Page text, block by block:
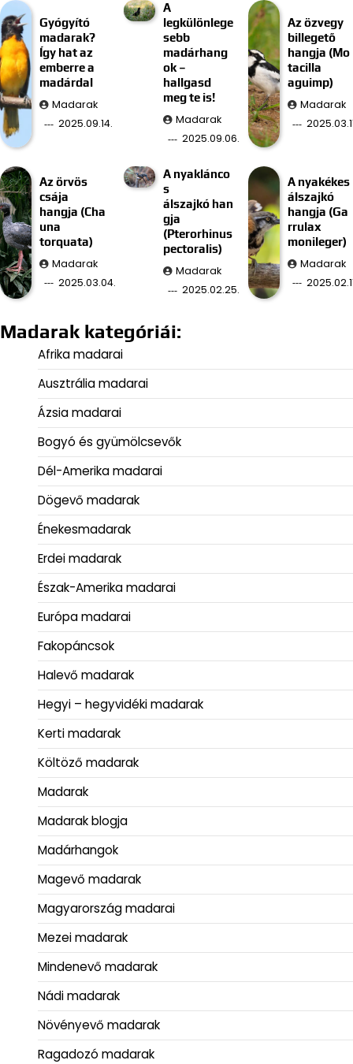
Gyógyító
madarak?
Így hat az
emberre a
madárdal
Madarak
2025.09.14.
A
legkülönlege
sebb
madárhang
ok –
hallgasd
meg te is!
Madarak
2025.09.06.
Az özvegy
billegető
hangja (Mo
tacilla
aguimp)
Madarak
Az örvös
csája
hangja (Cha
una
torquata)
Madarak
2025.03.04.
A nyaklánco
s
álszajkó han
gja
(Pterorhinus
pectoralis)
Madarak
2025.02.25.
A nyakékes
álszajkó
hangja (Ga
rrulax
monileger)
Madarak
Madarak kategóriái:
Afrika madarai
Ausztrália madarai
Ázsia madarai
Bogyó és gyümölcsevők
Dél-Amerika madarai
Dögevő madarak
Énekesmadarak
Erdei madarak
Észak-Amerika madarai
Európa madarai
Fakopáncsok
Halevő madarak
Hegyi – hegyvidéki madarak
Kerti madarak
Költöző madarak
Madarak
Madarak blogja
Madárhangok
Magevő madarak
Magyarország madarai
Mezei madarak
Mindenevő madarak
Nádi madarak
Növényevő madarak
Ragadozó madarak